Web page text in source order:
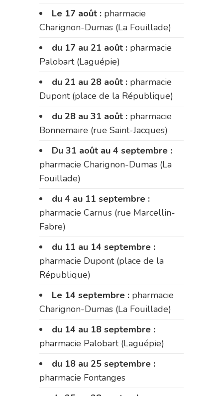
Le 17 août : pharmacie
Charignon-Dumas (La Fouillade)
du 17 au 21 août : pharmacie
Palobart (Laguépie)
du 21 au 28 août : pharmacie
Dupont (place de la République)
du 28 au 31 août : pharmacie
Bonnemaire (rue Saint-Jacques)
Du 31 août au 4 septembre :
pharmacie Charignon-Dumas (La
Fouillade)
du 4 au 11 septembre :
pharmacie Carnus (rue Marcellin-
Fabre)
du 11 au 14 septembre :
pharmacie Dupont (place de la
République)
Le 14 septembre : pharmacie
Charignon-Dumas (La Fouillade)
du 14 au 18 septembre :
pharmacie Palobart (Laguépie)
du 18 au 25 septembre :
pharmacie Fontanges